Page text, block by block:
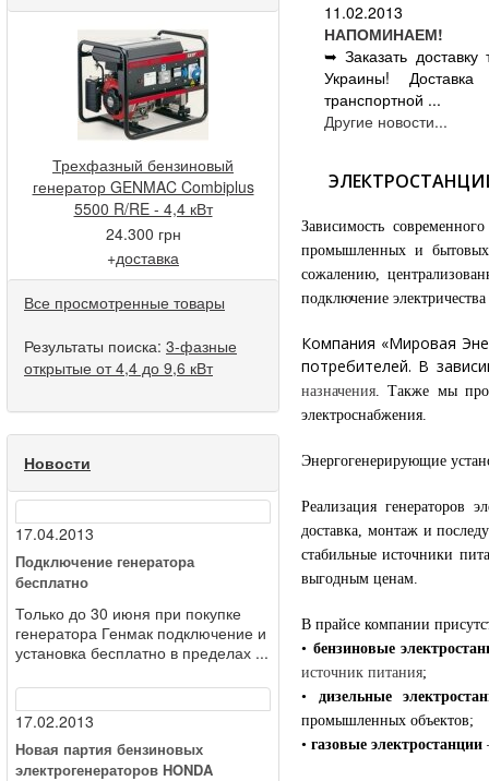
Трехфазный бензиновый
генератор GENMAC Combiplus
5500 R/RE - 4,4 кВт
24.300 грн
+доставка
Все просмотренные товары
Результаты поиска: 3-фазные
открытые от 4,4 до 9,6 кВт
Новости
17.04.2013
Подключение генератора
бесплатно
Только до 30 июня при покупке
генератора Генмак подключение и
установка бесплатно в пределах ...
17.02.2013
Новая партия бензиновых
электрогенераторов HONDA
11.02.2013
НАПОМИНАЕМ!
➥ Заказать
Украины!
транспортной ...
Другие новости...
Зависимость
промышленных и бытовых
сожалению,
подключение
Компания «Мировая
потребителей. В
назначения. Также мы
электроснабжения.
Энергогенерирующие
Реализация генераторов
доставка, монтаж и
стабильные источники
выгодным ценам.
В прайсе компании
• бензиновые
источник питания;
•
дизельные
промышленных объектов;
• газовые электростанции